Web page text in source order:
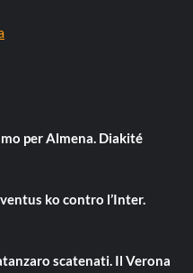
per Almena. Diakité
ko contro l’Inter.
scatenati. Il Verona